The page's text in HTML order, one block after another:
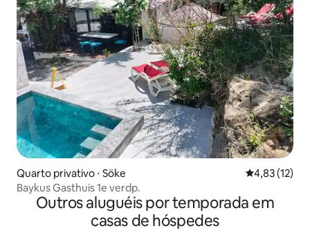
Quarto privativo ⋅ Söke 4,83 de uma
4,83 (12)
Baykus Gasthuis 1e verdp.
Outros aluguéis por temporada em
casas de hóspedes